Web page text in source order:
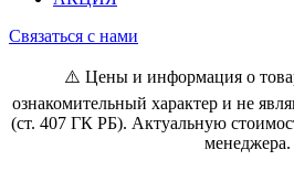
Связаться с нами
⚠️ Цены и информация о
ознакомительный характер и не
(ст. 407 ГК РБ). Актуальную
менеджера.